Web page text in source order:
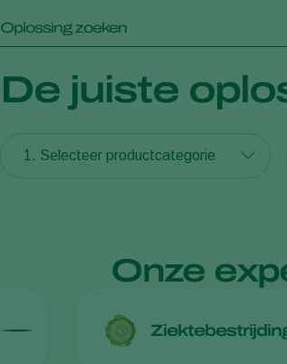
Oplossing zoeken
De juiste
1. Selecteer productcategorie
Onze